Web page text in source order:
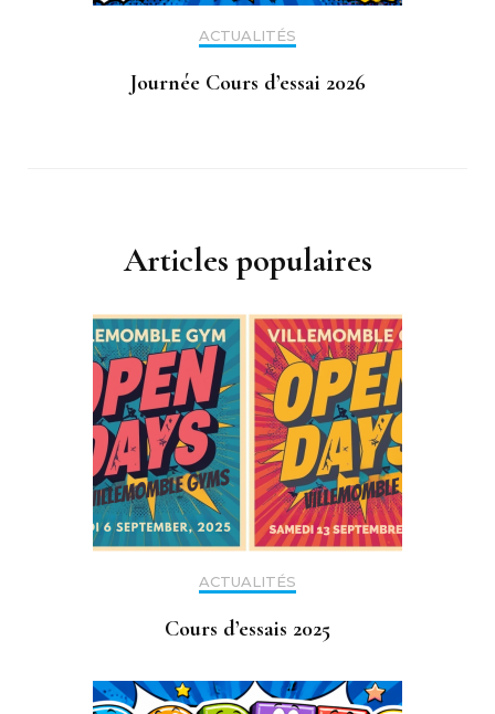
ACTUALITÉS
Journée Cours d’essai 2026
Articles populaires
ACTUALITÉS
Cours d’essais 2025